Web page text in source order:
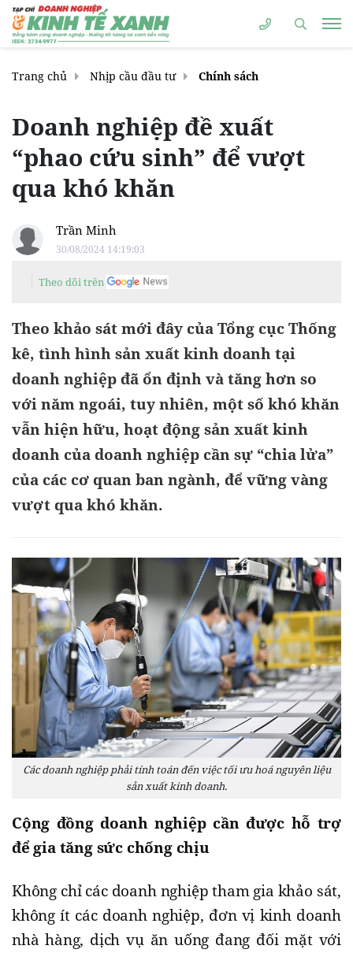
Trang chủ Nhịp cầu đầu tư Chính sách
Doanh nghiệp đề xuất
“phao cứu sinh” để vượt
qua khó khăn
Trần Minh
30/08/2024 14:19:03
Theo dõi trên
Theo khảo sát mới đây của Tổng cục Thống
kê, tình hình sản xuất kinh doanh tại
doanh nghiệp đã ổn định và tăng hơn so
với năm ngoái, tuy nhiên, một số khó khăn
vẫn hiện hữu, hoạt động sản xuất kinh
doanh của doanh nghiệp cần sự “chia lửa”
của các cơ quan ban ngành, để vững vàng
vượt qua khó khăn.
Các doanh nghiệp phải tính toán đến việc tối ưu hoá nguyên liệu
sản xuất kinh doanh.
Cộng đồng doanh nghiệp cần được hỗ trợ
để gia tăng sức chống chịu
Không chỉ các doanh nghiệp tham gia khảo sát,
không ít các doanh nghiệp, đơn vị kinh doanh
nhà hàng, dịch vụ ăn uống đang đối mặt với